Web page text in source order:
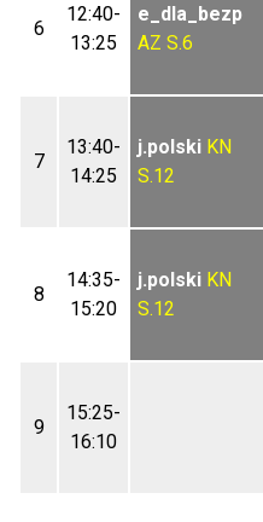
6
12:40-
13:25
e_dla_bezp
AZ S.6
7
13:40-
14:25
j.polski KN
S.12
8
14:35-
15:20
j.polski KN
S.12
9
15:25-
16:10